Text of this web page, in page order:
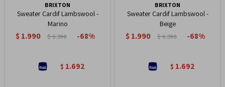
BRIXTON
Sweater Cardif Lambswool -
Marino
$ 1.990 $6.390 68
$ 1.692
BRIXTON
Sweater Cardif Lambswool -
Beige
$ 1.990 $6.390 68
$ 1.692